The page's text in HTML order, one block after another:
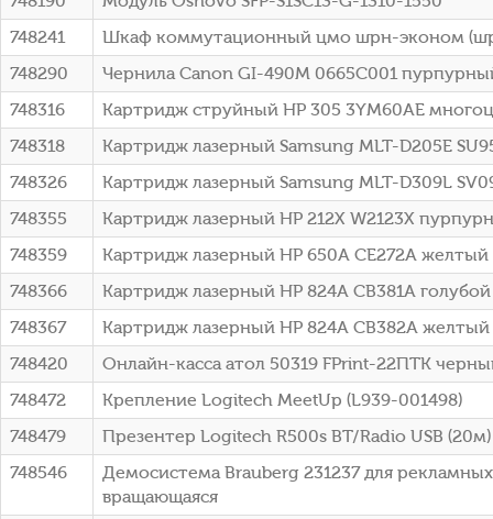
748241
Шкаф коммутационный цмо шрн-эконом
748290
Чернила Canon GI-490M 0665C001
748316
Картридж струйный HP 305 3YM60AE
748318
Картридж лазерный Samsung MLT-D205E
748326
Картридж лазерный Samsung MLT-D309L
748355
Картридж лазерный HP 212X W2123X
748359
Картридж лазерный HP 650A CE272A желтый
748366
Картридж лазерный HP 824A CB381A
748367
Картридж лазерный HP 824A CB382A
748420
Онлайн-касса атол 50319 FPrint-22ПТК
748472
Крепление Logitech MeetUp (L939-001498)
748479
Презентер Logitech R500s BT/Radio USB
748546
Демосистема Brauberg 231237 для
вращающаяся